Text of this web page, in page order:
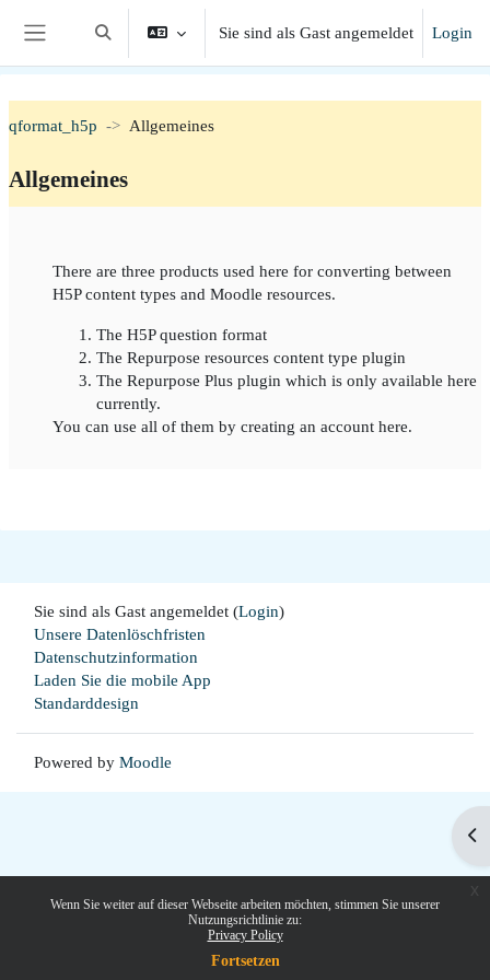
Wenn Sie weiter auf dieser Webseite arbeiten möchten, stimmen Sie unserer
Nutzungsrichtlinie zu:
Privacy Policy
Fortsetzen
Website-Übersicht
Sucheingabe umschalten
Sie sind als Gast angemeldet Login
qformat_h5p Allgemeines
Allgemeines
There are three products used here for converting between
H5P content types and Moodle resources.
The H5P question format
The Repurpose resources content type plugin
The Repurpose Plus plugin which is only available here
currently.
You can use all of them by creating an account here.
Sie sind als Gast angemeldet (Login)
Unsere Datenlöschfristen
Datenschutzinformation
Laden Sie die mobile App
Standarddesign
Powered by Moodle